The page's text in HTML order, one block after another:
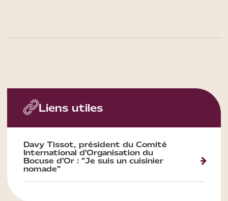
Liens utiles
Davy Tissot, président du Comité
International d'Organisation du
Bocuse d'Or : "Je suis un cuisinier
nomade"